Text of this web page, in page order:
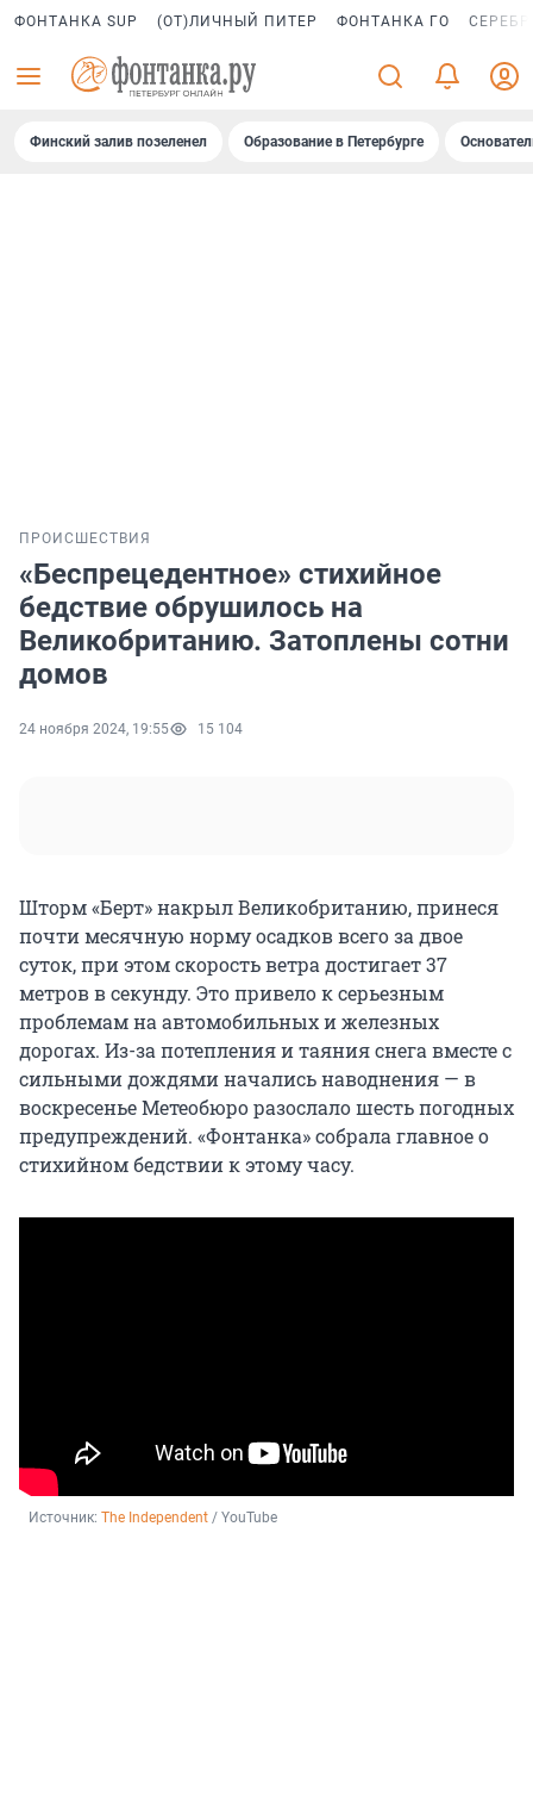
ФОНТАНКА SUP (ОТ)ЛИЧНЫЙ ПИТЕР ФОНТАНКА ГО
Финский залив позеленел Образование в Петербурге
ПРОИСШЕСТВИЯ
«Беспрецедентное» стихийное
бедствие обрушилось на
Великобританию. Затоплены сотни
домов
24 ноября 2024, 19:55 15 104
Шторм «Берт» накрыл Великобританию, принеся
почти месячную норму осадков всего за двое
суток, при этом скорость ветра достигает 37
метров в секунду. Это привело к серьезным
проблемам на автомобильных и железных
дорогах. Из-за потепления и таяния снега вместе с
сильными дождями начались наводнения — в
воскресенье Метеобюро разослало шесть погодных
предупреждений. «Фонтанка» собрала главное о
стихийном бедствии к этому часу.
Источник: The Independent / YouTube